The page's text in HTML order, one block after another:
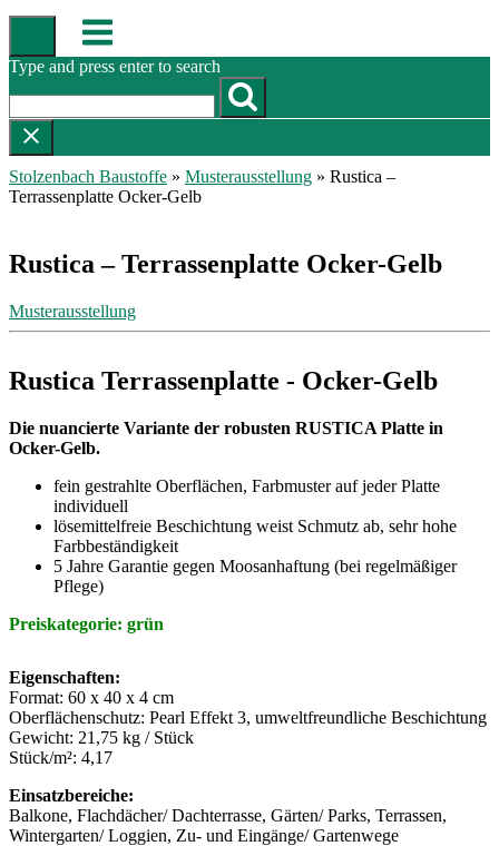
Skip
content
Menu
Type and press enter to search
Stolzenbach Baustoffe » Musterausstellung » Rustica –
Terrassenplatte Ocker-Gelb
Rustica – Terrassenplatte Ocker-Gelb
Musterausstellung
Rustica Terrassenplatte - Ocker-Gelb
Die nuancierte Variante der robusten RUSTICA Platte in
Ocker-Gelb.
fein gestrahlte Oberflächen, Farbmuster auf jeder Platte
individuell
lösemittelfreie Beschichtung weist Schmutz ab, sehr hohe
Farbbeständigkeit
5 Jahre Garantie gegen Moosanhaftung (bei regelmäßiger
Pflege)
Preiskategorie: grün
Eigenschaften:
Format: 60 x 40 x 4 cm
Oberflächenschutz: Pearl Effekt 3, umweltfreundliche Beschichtung
Gewicht: 21,75 kg / Stück
Stück/m²: 4,17
Einsatzbereiche:
Balkone, Flachdächer/ Dachterrasse, Gärten/ Parks, Terrassen,
Wintergarten/ Loggien, Zu- und Eingänge/ Gartenwege